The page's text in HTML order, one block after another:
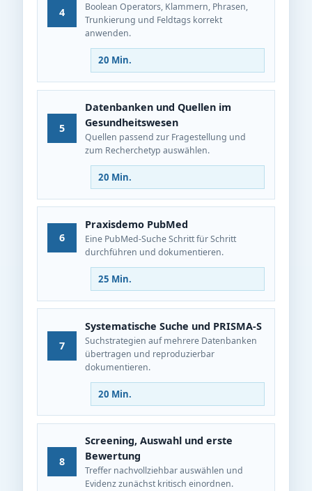
4
Boolean Operators, Klammern, Phrasen,
Trunkierung und Feldtags korrekt
anwenden.
20 Min.
5
Datenbanken und Quellen im
Gesundheitswesen
Quellen passend zur Fragestellung und
zum Recherchetyp auswählen.
20 Min.
6
Praxisdemo PubMed
Eine PubMed-Suche Schritt für Schritt
durchführen und dokumentieren.
25 Min.
7
Systematische Suche und PRISMA‑S
Suchstrategien auf mehrere Datenbanken
übertragen und reproduzierbar
dokumentieren.
20 Min.
8
Screening, Auswahl und erste
Bewertung
Treffer nachvollziehbar auswählen und
Evidenz zunächst kritisch einordnen.